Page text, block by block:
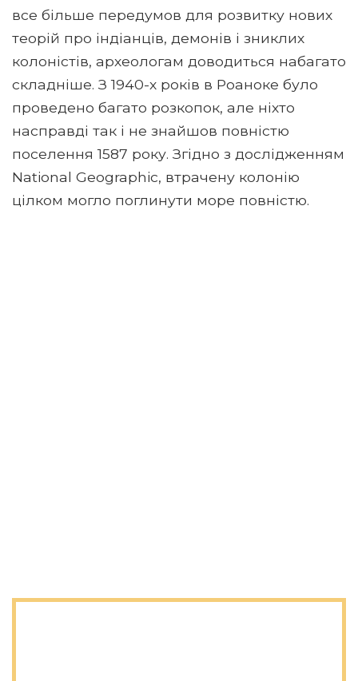
все більше передумов для розвитку нових
теорій про індіанців, демонів і зниклих
колоністів, археологам доводиться набагато
складніше. З 1940-х років в Роаноке було
проведено багато розкопок, але ніхто
насправді так і не знайшов повністю
поселення 1587 року. Згідно з дослідженням
National Geographic, втрачену колонію
цілком могло поглинути море повністю.